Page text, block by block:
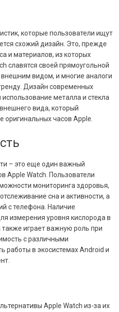
которые пользователи ищут
схожий дизайн. Это, прежде
и материалов, из которых
славятся своей прямоугольной
видом, и многие аналоги
Дизайн современных
металла и стекла
вида, который
оригинальных часов Apple.
– это еще один важный
Apple Watch. Пользователи
мониторинга здоровья,
сна и активности, а
с телефона. Наличие
измерения уровня кислорода в
также играет важную роль при
с различными
работы в экосистемах Android и
Apple Watch из-за их